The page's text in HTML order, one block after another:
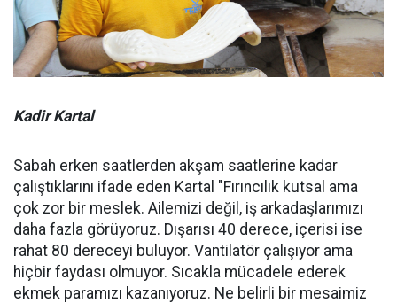
Kadir Kartal
Sabah erken saatlerden akşam saatlerine kadar
çalıştıklarını ifade eden Kartal "Fırıncılık kutsal ama
çok zor bir meslek. Ailemizi değil, iş arkadaşlarımızı
daha fazla görüyoruz. Dışarısı 40 derece, içerisi ise
rahat 80 dereceyi buluyor. Vantilatör çalışıyor ama
hiçbir faydası olmuyor. Sıcakla mücadele ederek
ekmek paramızı kazanıyoruz. Ne belirli bir mesaimiz